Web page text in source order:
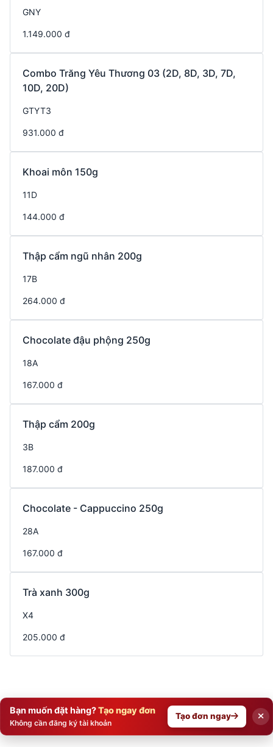
GNY
1.149.000 đ
Combo Trăng Yêu Thương 03 (2D, 8D, 3D, 7D,
10D, 20D)
GTYT3
931.000 đ
Khoai môn 150g
11D
144.000 đ
Thập cẩm ngũ nhân 200g
17B
264.000 đ
Chocolate đậu phộng 250g
18A
167.000 đ
Thập cẩm 200g
3B
187.000 đ
Chocolate - Cappuccino 250g
28A
167.000 đ
Trà xanh 300g
X4
205.000 đ
Bạn muốn đặt hàng?Tạo ngay đơn
Không cần đăng ký tài khoản
Tạo đơn ngay